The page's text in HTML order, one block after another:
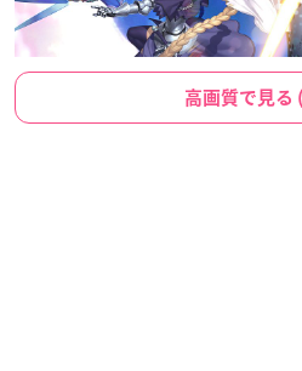
高画質で見る